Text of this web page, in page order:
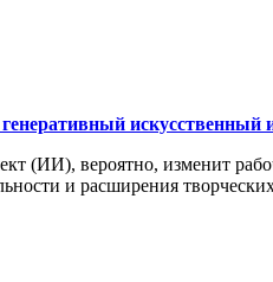
искусственный
(ИИ), вероятно, изменит
и расширения